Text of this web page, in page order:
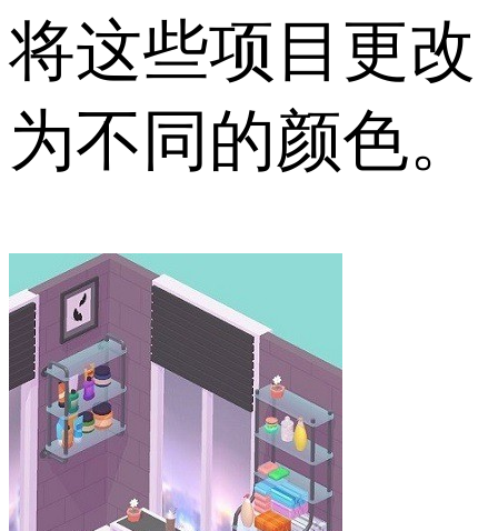
将这些项目更改
为不同的颜色。